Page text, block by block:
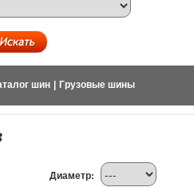
шин Грузовые шины
Диаметр: